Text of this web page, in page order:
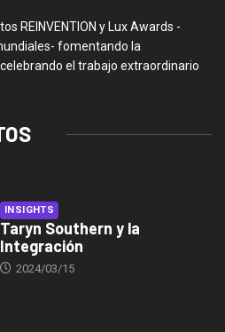
REINVENTION y Lux Awards -
fomentando la
el trabajo extraordinario
INSIGHTS
Taryn Southern y la
Integración
2024/03/15